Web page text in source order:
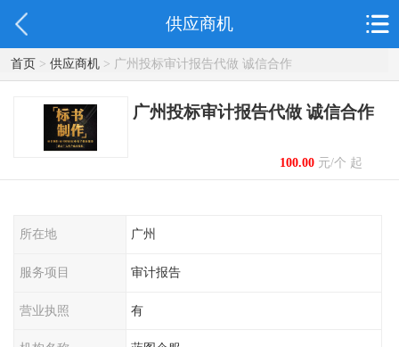
供应商机
首页> 供应商机> 广州投标审计报告代做 诚信合作
广州投标审计报告代做 诚信合作
100.00元/个 起
所在地 广州
服务项目 审计报告
营业执照 有